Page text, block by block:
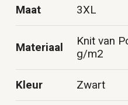
Maat 3XL
Materiaal
Knit van
g/m2
Kleur Zwart